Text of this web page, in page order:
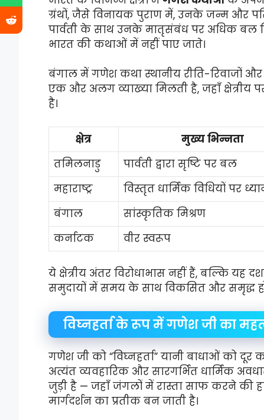
ग्रंथों, जैसे विनायक पुराण में, उनके जन्म और
पार्वती के साथ उनके मातृसंबंध पर अधिक बल
भारत की कथाओं में नहीं पाए जाते।
बंगाल में गणेश कथा स्थानीय रीति-रिवाजों और
एक और अलग व्याख्या मिलती है, जहाँ क्षेत्रीय
है।
क्षेत्र मुख्य भिन्नता
तमिलनाडु
पार्वती द्वारा सृष्टि पर बल
महाराष्ट्र
विस्तृत धार्मिक विधियों पर
बंगाल
सांस्कृतिक मिश्रण
कर्नाटक
वीर स्वरूप
ये क्षेत्रीय अंतर विरोधाभास नहीं हैं, बल्कि यह
समुदायों में समय के साथ विकसित और समृद्ध
विघ्नहर्ता के रूप में गणेश जी का
गणेश जी को “विघ्नहर्ता” यानी बाधाओं को
अत्यंत व्यवहारिक और सारगर्भित धार्मिक
जुड़ी है — जहाँ जंगलों में रास्ता साफ करने की
मार्गदर्शन का प्रतीक बन जाती है।